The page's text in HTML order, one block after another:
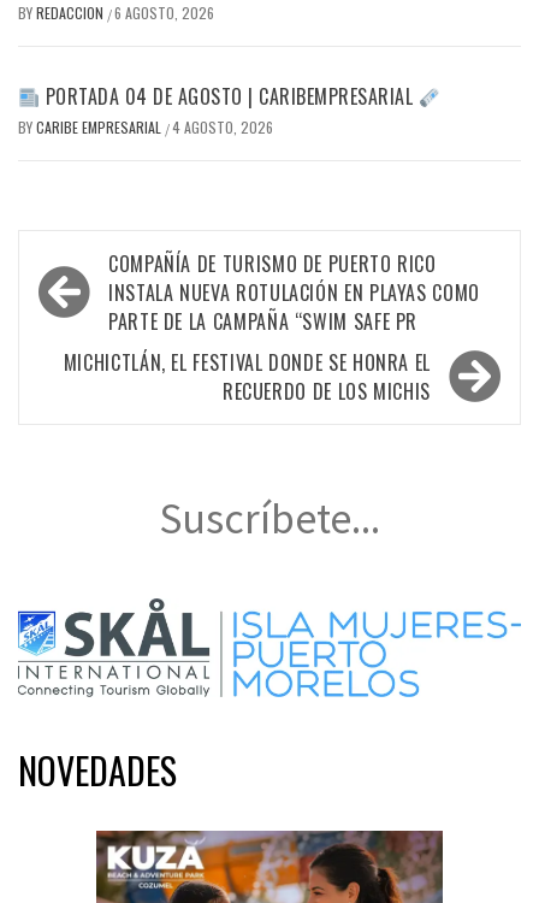
BYREDACCION /6 AGOSTO, 2026
PORTADA 04 DE AGOSTO | CARIBEMPRESARIAL
BYCARIBE EMPRESARIAL /4 AGOSTO, 2026
Navegación
de
entradas
COMPAÑÍA DE TURISMO DE PUERTO RICO
INSTALA NUEVA ROTULACIÓN EN PLAYAS COMO
PARTE DE LA CAMPAÑA “SWIM SAFE PR
MICHICTLÁN, EL FESTIVAL DONDE SE HONRA EL
RECUERDO DE LOS MICHIS
Suscríbete...
NOVEDADES